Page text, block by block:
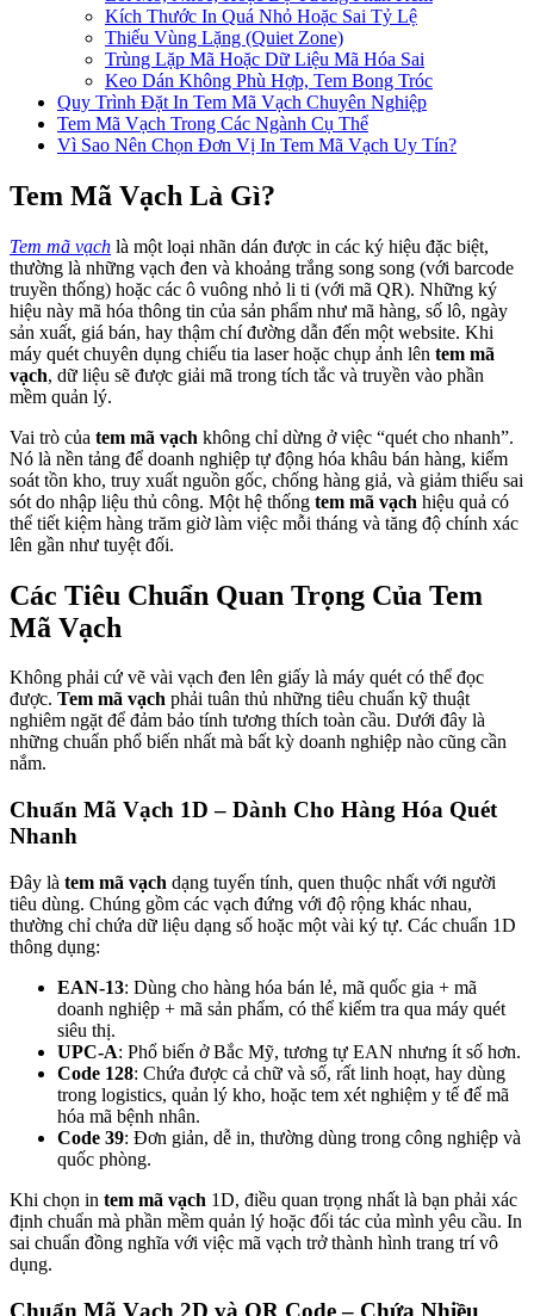
Kích Thước In Quá Nhỏ Hoặc Sai Tỷ Lệ
Thiếu Vùng Lặng (Quiet Zone)
Trùng Lặp Mã Hoặc Dữ Liệu Mã Hóa Sai
Keo Dán Không Phù Hợp, Tem Bong Tróc
Quy Trình Đặt In Tem Mã Vạch Chuyên Nghiệp
Tem Mã Vạch Trong Các Ngành Cụ Thể
Vì Sao Nên Chọn Đơn Vị In Tem Mã Vạch Uy Tín?
Tem Mã Vạch Là Gì?
Tem mã vạch là một loại nhãn dán được in các ký hiệu đặc biệt,
thường là những vạch đen và khoảng trắng song song (với barcode
truyền thống) hoặc các ô vuông nhỏ li ti (với mã QR). Những ký
hiệu này mã hóa thông tin của sản phẩm như mã hàng, số lô, ngày
sản xuất, giá bán, hay thậm chí đường dẫn đến một website. Khi
máy quét chuyên dụng chiếu tia laser hoặc chụp ảnh lên tem mã
vạch, dữ liệu sẽ được giải mã trong tích tắc và truyền vào phần
mềm quản lý.
Vai trò của tem mã vạch không chỉ dừng ở việc “quét cho nhanh”.
Nó là nền tảng để doanh nghiệp tự động hóa khâu bán hàng, kiểm
soát tồn kho, truy xuất nguồn gốc, chống hàng giả, và giảm thiểu sai
sót do nhập liệu thủ công. Một hệ thống tem mã vạch hiệu quả có
thể tiết kiệm hàng trăm giờ làm việc mỗi tháng và tăng độ chính xác
lên gần như tuyệt đối.
Các Tiêu Chuẩn Quan Trọng Của Tem
Mã Vạch
Không phải cứ vẽ vài vạch đen lên giấy là máy quét có thể đọc
được. Tem mã vạch phải tuân thủ những tiêu chuẩn kỹ thuật
nghiêm ngặt để đảm bảo tính tương thích toàn cầu. Dưới đây là
những chuẩn phổ biến nhất mà bất kỳ doanh nghiệp nào cũng cần
nắm.
Chuẩn Mã Vạch 1D – Dành Cho Hàng Hóa Quét
Nhanh
Đây là tem mã vạch dạng tuyến tính, quen thuộc nhất với người
tiêu dùng. Chúng gồm các vạch đứng với độ rộng khác nhau,
thường chỉ chứa dữ liệu dạng số hoặc một vài ký tự. Các chuẩn 1D
thông dụng:
EAN-13: Dùng cho hàng hóa bán lẻ, mã quốc gia + mã
doanh nghiệp + mã sản phẩm, có thể kiểm tra qua máy quét
siêu thị.
UPC-A: Phổ biến ở Bắc Mỹ, tương tự EAN nhưng ít số hơn.
Code 128: Chứa được cả chữ và số, rất linh hoạt, hay dùng
trong logistics, quản lý kho, hoặc tem xét nghiệm y tế để mã
hóa mã bệnh nhân.
Code 39: Đơn giản, dễ in, thường dùng trong công nghiệp và
quốc phòng.
Khi chọn in tem mã vạch 1D, điều quan trọng nhất là bạn phải xác
định chuẩn mà phần mềm quản lý hoặc đối tác của mình yêu cầu. In
sai chuẩn đồng nghĩa với việc mã vạch trở thành hình trang trí vô
dụng.
Chuẩn Mã Vạch 2D và QR Code – Chứa Nhiều